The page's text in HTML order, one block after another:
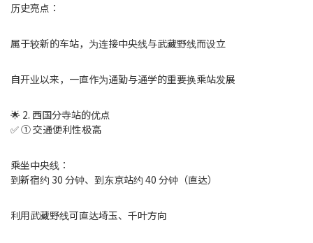
历史亮点：
属于较新的车站，为连接中央线与武藏野线而设立
自开业以来，一直作为通勤与通学的重要换乘站发展
🌟 2. 西国分寺站的优点
✅ ① 交通便利性极高
乘坐中央线：
到新宿约 30 分钟、到东京站约 40 分钟（直达）
利用武藏野线可直达埼玉、千叶方向